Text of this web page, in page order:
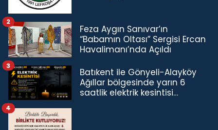
Feza Aygın Sanıvar’ın
“Babamın Oltası” Sergisi Ercan
Havalimanı’nda Açıldı
2
Batıkent ile Gönyeli-Alayköy
Ağıllar bölgesinde yarın 6
saatlik elektrik kesintisi…
3
4